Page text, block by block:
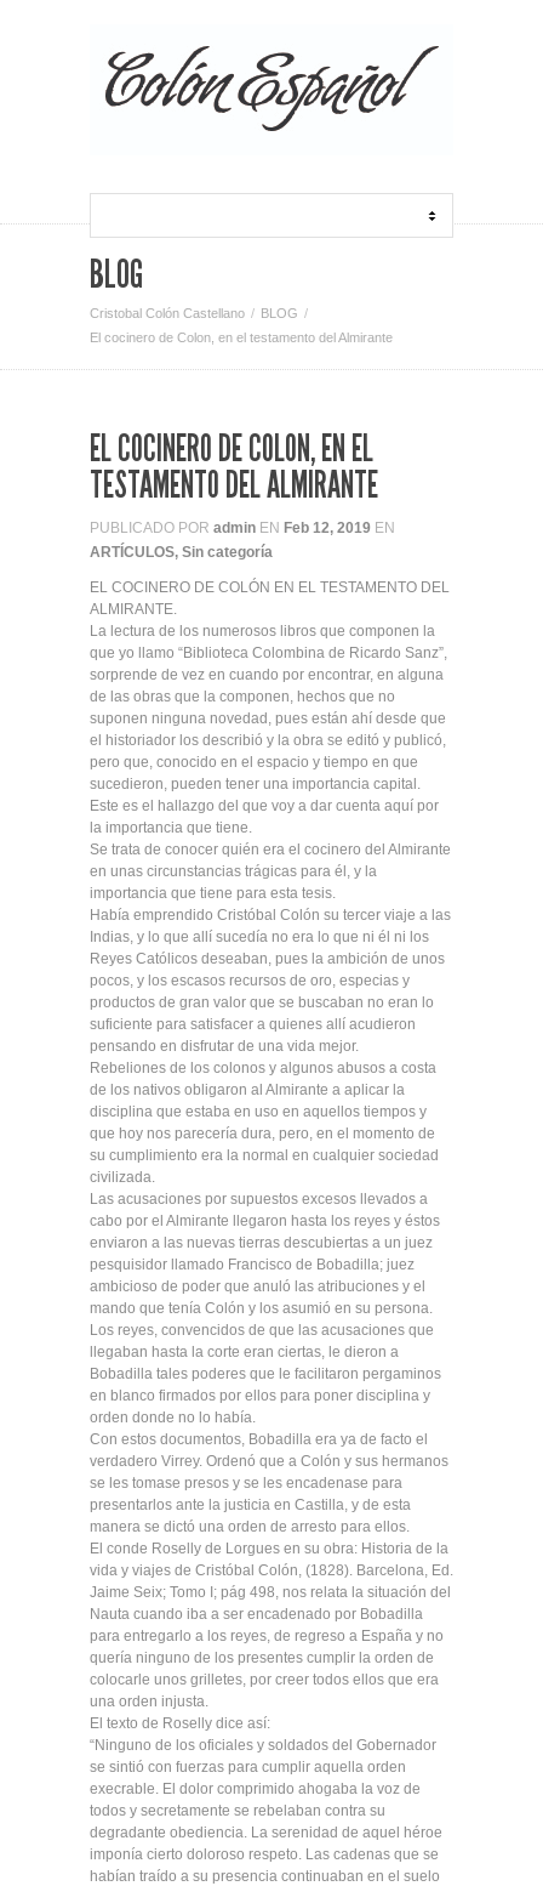
BLOG
Cristobal Colón Castellano
BLOG
El cocinero de Colon, en el testamento del Almirante
EL COCINERO DE COLON, EN EL
TESTAMENTO DEL ALMIRANTE
PUBLICADO POR admin EN Feb 12, 2019 EN
ARTÍCULOS, Sin categoría
EL COCINERO DE COLÓN EN EL TESTAMENTO DEL
ALMIRANTE.
La lectura de los numerosos libros que componen la
que yo llamo “Biblioteca Colombina de Ricardo Sanz”,
sorprende de vez en cuando por encontrar, en alguna
de las obras que la componen, hechos que no
suponen ninguna novedad, pues están ahí desde que
el historiador los describió y la obra se editó y publicó,
pero que, conocido en el espacio y tiempo en que
sucedieron, pueden tener una importancia capital.
Este es el hallazgo del que voy a dar cuenta aquí por
la importancia que tiene.
Se trata de conocer quién era el cocinero del Almirante
en unas circunstancias trágicas para él, y la
importancia que tiene para esta tesis.
Había emprendido Cristóbal Colón su tercer viaje a las
Indias, y lo que allí sucedía no era lo que ni él ni los
Reyes Católicos deseaban, pues la ambición de unos
pocos, y los escasos recursos de oro, especias y
productos de gran valor que se buscaban no eran lo
suficiente para satisfacer a quienes allí acudieron
pensando en disfrutar de una vida mejor.
Rebeliones de los colonos y algunos abusos a costa
de los nativos obligaron al Almirante a aplicar la
disciplina que estaba en uso en aquellos tiempos y
que hoy nos parecería dura, pero, en el momento de
su cumplimiento era la normal en cualquier sociedad
civilizada.
Las acusaciones por supuestos excesos llevados a
cabo por el Almirante llegaron hasta los reyes y éstos
enviaron a las nuevas tierras descubiertas a un juez
pesquisidor llamado Francisco de Bobadilla; juez
ambicioso de poder que anuló las atribuciones y el
mando que tenía Colón y los asumió en su persona.
Los reyes, convencidos de que las acusaciones que
llegaban hasta la corte eran ciertas, le dieron a
Bobadilla tales poderes que le facilitaron pergaminos
en blanco firmados por ellos para poner disciplina y
orden donde no lo había.
Con estos documentos, Bobadilla era ya de facto el
verdadero Virrey. Ordenó que a Colón y sus hermanos
se les tomase presos y se les encadenase para
presentarlos ante la justicia en Castilla, y de esta
manera se dictó una orden de arresto para ellos.
El conde Roselly de Lorgues en su obra: Historia de la
vida y viajes de Cristóbal Colón, (1828). Barcelona, Ed.
Jaime Seix; Tomo I; pág 498, nos relata la situación del
Nauta cuando iba a ser encadenado por Bobadilla
para entregarlo a los reyes, de regreso a España y no
quería ninguno de los presentes cumplir la orden de
colocarle unos grilletes, por creer todos ellos que era
una orden injusta.
El texto de Roselly dice así:
“Ninguno de los oficiales y soldados del Gobernador
se sintió con fuerzas para cumplir aquella orden
execrable. El dolor comprimido ahogaba la voz de
todos y secretamente se rebelaban contra su
degradante obediencia. La serenidad de aquel héroe
imponía cierto doloroso respeto. Las cadenas que se
habían traído a su presencia continuaban en el suelo